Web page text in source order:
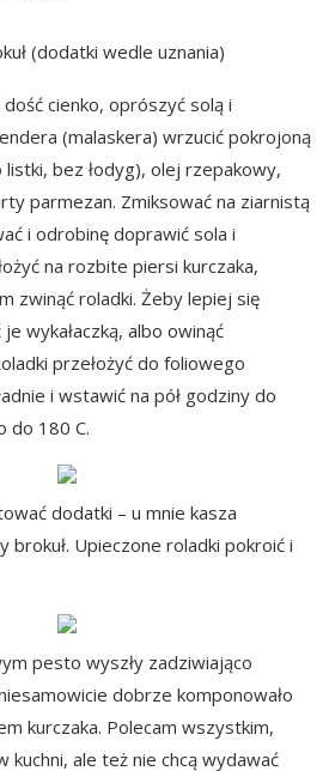
(dodatki wedle uznania)
cienko, oprószyć solą i
(malaskera) wrzucić pokrojoną
bez łodyg), olej rzepakowy,
parmezan. Zmiksować na ziarnistą
i odrobinę doprawić sola i
na rozbite piersi kurczaka,
zwinąć roladki. Żeby lepiej się
wykałaczką, albo owinąć
przełożyć do foliowego
i wstawić na pół godziny do
do 180 C.
dodatki – u mnie kasza
brokuł. Upieczone roladki pokroić i
pesto wyszły zadziwiająco
dobrze komponowało
kurczaka. Polecam wszystkim,
kuchni, ale też nie chcą wydawać